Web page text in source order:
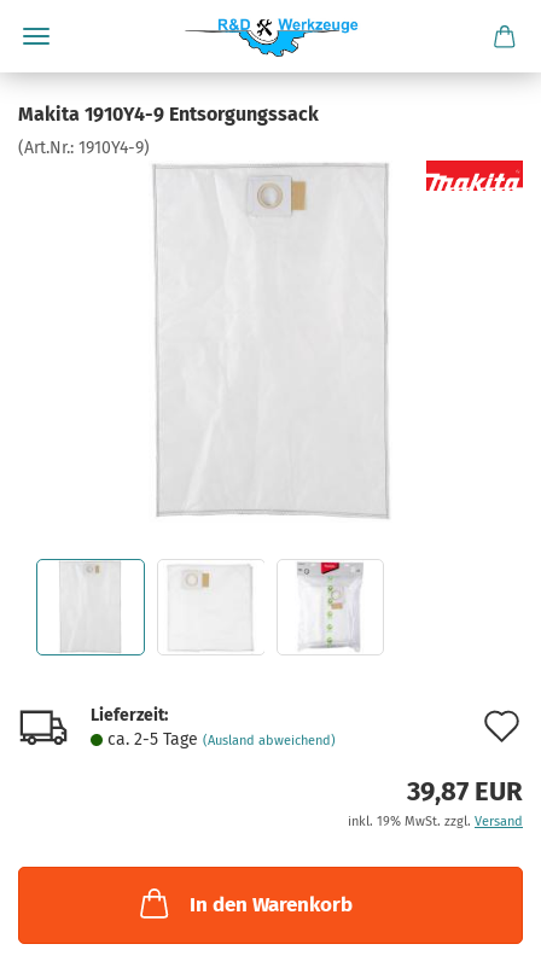
Makita 1910Y4-9 Entsorgungssack
(Art.Nr.: 1910Y4-9)
Lieferzeit:
ca. 2-5 Tage (Ausland abweichend)
39,87 EUR
inkl. 19% MwSt. zzgl. Versand
In den Warenkorb